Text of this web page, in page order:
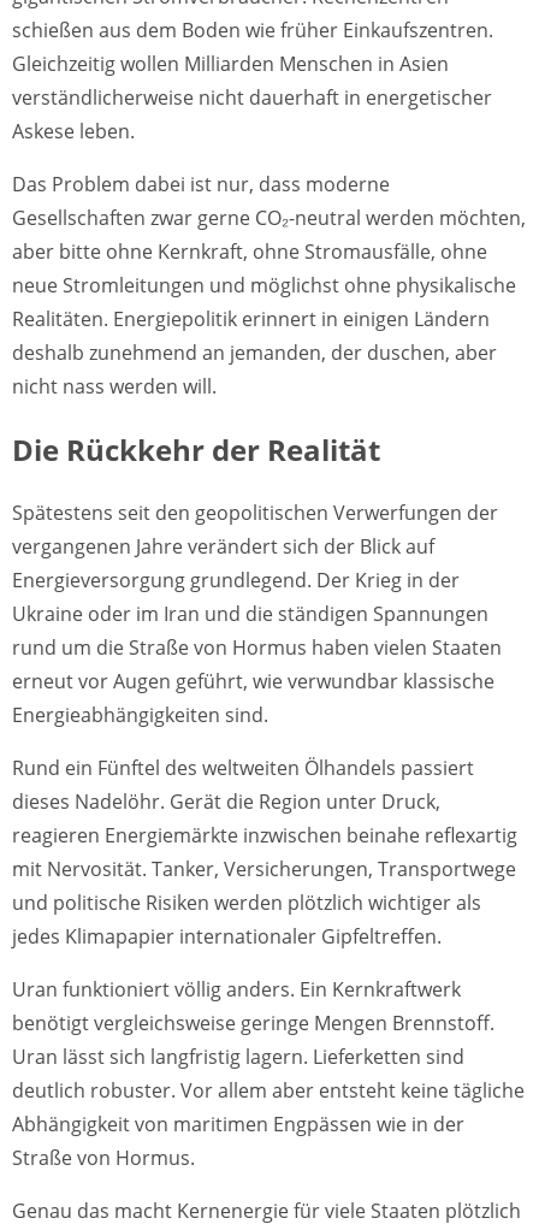
schießen aus dem Boden wie früher Einkaufszentren.
Gleichzeitig wollen Milliarden Menschen in Asien
verständlicherweise nicht dauerhaft in energetischer
Askese leben.
Das Problem dabei ist nur, dass moderne
Gesellschaften zwar gerne CO₂-neutral werden möchten,
aber bitte ohne Kernkraft, ohne Stromausfälle, ohne
neue Stromleitungen und möglichst ohne physikalische
Realitäten. Energiepolitik erinnert in einigen Ländern
deshalb zunehmend an jemanden, der duschen, aber
nicht nass werden will.
Die Rückkehr der Realität
Spätestens seit den geopolitischen Verwerfungen der
vergangenen Jahre verändert sich der Blick auf
Energieversorgung grundlegend. Der Krieg in der
Ukraine oder im Iran und die ständigen Spannungen
rund um die Straße von Hormus haben vielen Staaten
erneut vor Augen geführt, wie verwundbar klassische
Energieabhängigkeiten sind.
Rund ein Fünftel des weltweiten Ölhandels passiert
dieses Nadelöhr. Gerät die Region unter Druck,
reagieren Energiemärkte inzwischen beinahe reflexartig
mit Nervosität. Tanker, Versicherungen, Transportwege
und politische Risiken werden plötzlich wichtiger als
jedes Klimapapier internationaler Gipfeltreffen.
Uran funktioniert völlig anders. Ein Kernkraftwerk
benötigt vergleichsweise geringe Mengen Brennstoff.
Uran lässt sich langfristig lagern. Lieferketten sind
deutlich robuster. Vor allem aber entsteht keine tägliche
Abhängigkeit von maritimen Engpässen wie in der
Straße von Hormus.
Genau das macht Kernenergie für viele Staaten plötzlich